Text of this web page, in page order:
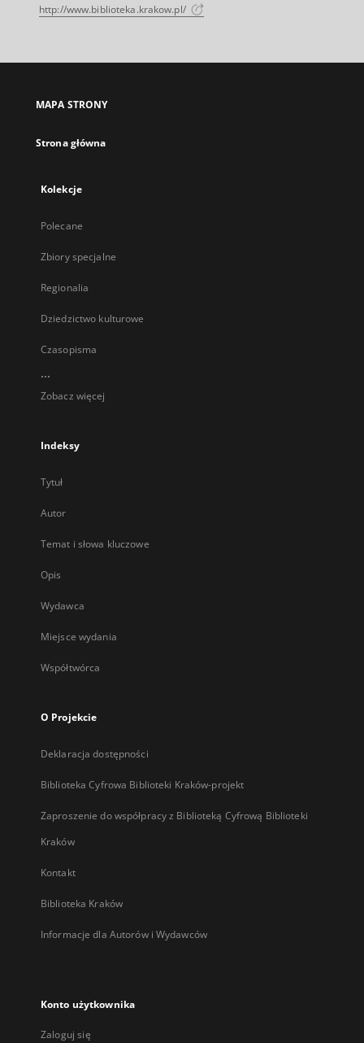
http://www.biblioteka.krakow.pl/
MAPA STRONY
Strona główna
Kolekcje
Polecane
Zbiory specjalne
Regionalia
Dziedzictwo kulturowe
Czasopisma
...
Zobacz więcej
Indeksy
Tytuł
Autor
Temat i słowa kluczowe
Opis
Wydawca
Miejsce wydania
Współtwórca
O Projekcie
Deklaracja dostępności
Biblioteka Cyfrowa Biblioteki Kraków-projekt
Zaproszenie do współpracy z Biblioteką Cyfrową Biblioteki
Kraków
Kontakt
Biblioteka Kraków
Informacje dla Autorów i Wydawców
Konto użytkownika
Zaloguj się